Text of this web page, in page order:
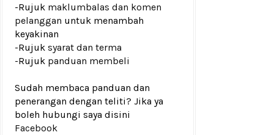
-Rujuk maklumbalas dan komen
pelanggan untuk menambah
keyakinan
-Rujuk syarat dan terma
-Rujuk panduan membeli
Sudah membaca panduan dan
penerangan dengan teliti? Jika ya
boleh hubungi saya disini
Facebook